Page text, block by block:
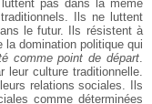
pas dans la même
Ils ne luttent
le futur. Ils résistent à
la domination politique qui
comme point de départ.
leur culture traditionnelle.
relations sociales. Ils
comme déterminées